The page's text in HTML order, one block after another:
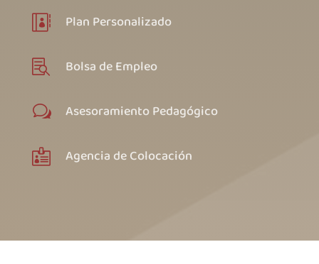
 Plan Personalizado
 Bolsa de Empleo
w Asesoramiento Pedagógico
 Agencia de Colocación